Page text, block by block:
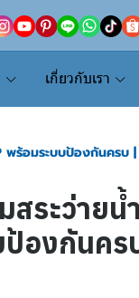
เกี่ยวกับเรา
พร้อมระบบป้องกันครบ
ระว่ายน้
ป้องกันค